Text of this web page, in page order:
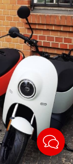
Sticky